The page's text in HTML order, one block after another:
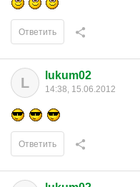
Ответить
L lukum02
14:38, 15.06.2012
Ответить